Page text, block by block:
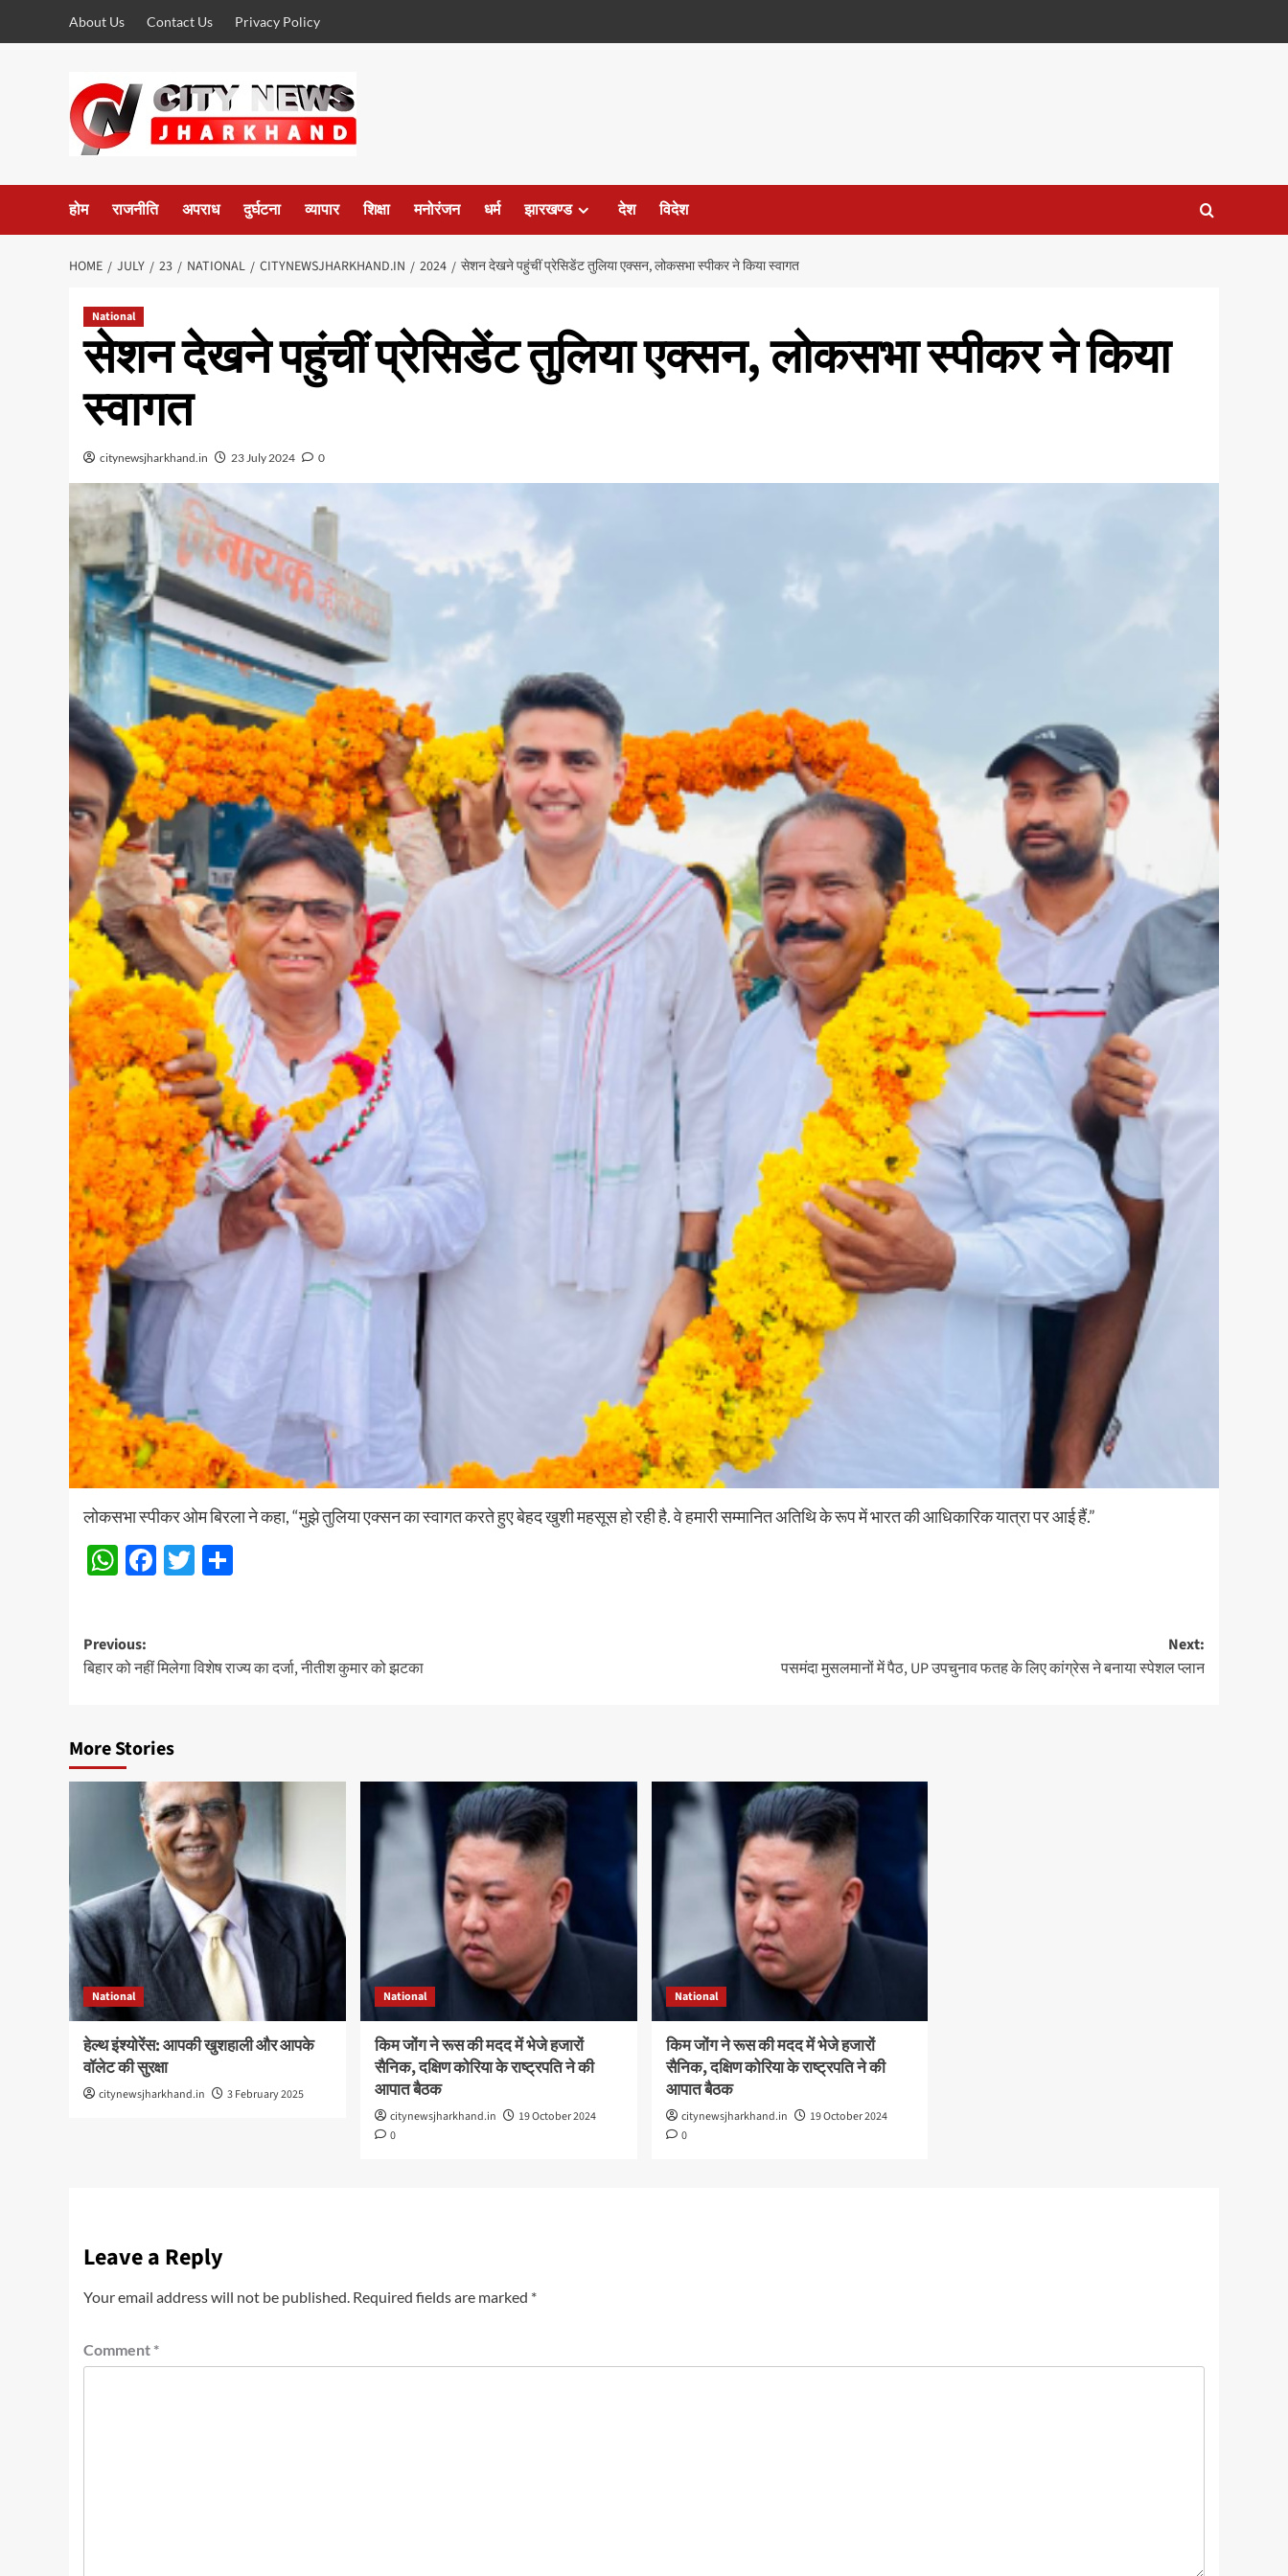
About Us Contact Us Privacy Policy
होम राजनीति अपराध दुर्घटना व्यापार शिक्षा मनोरंजन धर्म झारखण्ड देश विदेश
HOME JULY 23 NATIONAL CITYNEWSJHARKHAND.IN 2024 सेशन देखने पहुंचीं प्रेसिडेंट तुलिया एक्सन, लोकसभा स्पीकर ने किया स्वागत
National
सेशन देखने पहुंचीं प्रेसिडेंट तुलिया एक्सन, लोकसभा स्पीकर ने किया
स्वागत
citynewsjharkhand.in 23 July 2024 0
लोकसभा स्पीकर ओम बिरला ने कहा, “मुझे तुलिया एक्सन का स्वागत करते हुए बेहद खुशी महसूस हो रही है. वे हमारी सम्मानित अतिथि के रूप में भारत की आधिकारिक यात्रा पर आई हैं.”
WhatsApp
Facebook
Twitter
Post
navigation
Previous:
बिहार को नहीं मिलेगा विशेष राज्य का दर्जा, नीतीश कुमार को झटका
Next:
पसमंदा मुसलमानों में पैठ, UP उपचुनाव फतह के लिए कांग्रेस ने बनाया स्पेशल प्लान
More Stories
National
हेल्थ इंश्योरेंस: आपकी खुशहाली और आपके
वॉलेट की सुरक्षा
citynewsjharkhand.in 3 February 2025
National
किम जोंग ने रूस की मदद में भेजे हजारों
सैनिक, दक्षिण कोरिया के राष्ट्रपति ने की
आपात बैठक
citynewsjharkhand.in
19 October 2024
0
National
किम जोंग ने रूस की मदद में भेजे हजारों
सैनिक, दक्षिण कोरिया के राष्ट्रपति ने की
आपात बैठक
citynewsjharkhand.in
19 October 2024
0
Leave a Reply
Your email address will not be published. Required fields are marked *
Comment *